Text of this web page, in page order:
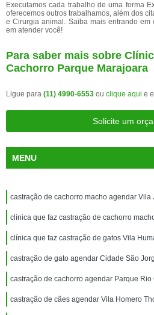
Executamos cada trabalho de uma forma
oferecemos outros trabalhamos, além dos
e Cirurgia animal. Saiba mais entrando em
em atender você!
Para saber mais sobre
Cachorro Parque Marajoara
Ligue para (11) 4990-6553 ou clique aqui e
Solicite um
MENU
castração de cachorro macho agendar Vila
clínica que faz castração de cachorro
clínica que faz castração de gatos Vila
castração de gato agendar Cidade São
castração de cachorro agendar Parque Rio
castração de cães agendar Vila Homero